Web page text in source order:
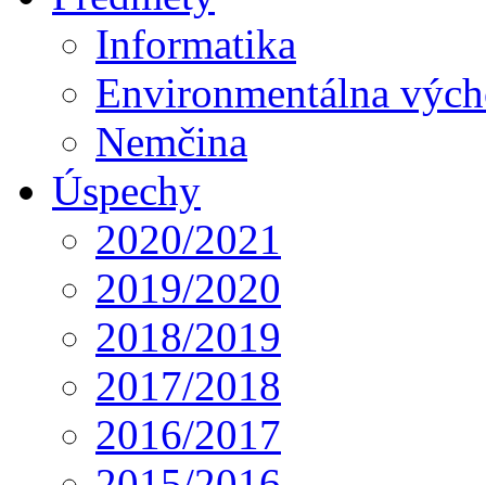
Informatika
Environmentálna
Nemčina
Úspechy
2020/2021
2019/2020
2018/2019
2017/2018
2016/2017